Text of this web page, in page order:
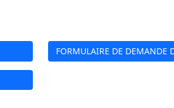
FORMULAIRE DE DEMANDE